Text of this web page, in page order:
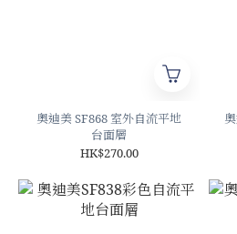
奧迪美 SF868 室外自流平地
台面層
HK$270.00